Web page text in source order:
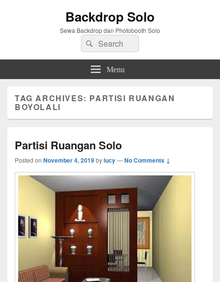
Backdrop Solo
Sewa Backdrop dan Photobooth Solo
Search
for:
Search
Menu
TAG ARCHIVES: PARTISI RUANGAN
BOYOLALI
Partisi Ruangan Solo
Posted on November 4, 2019bylucy—No Comments ↓